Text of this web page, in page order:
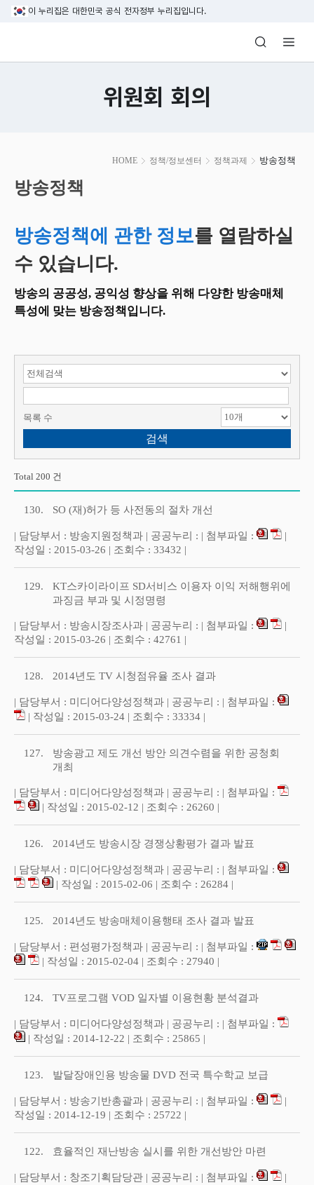
본문 바로가기
이 누리집은 대한민국 공식 전자정부 누리집입니다.
방송미디어통신위원회 Korea Media
위원회 회의
HOME 정책/정보센터 정책과제 방송정책
시
작
방송정책
방송정책에 관한 정보를 열람하실
수 있습니다.
방송의 공공성, 공익성 향상을 위해 다양한 방송매체
특성에 맞는 방송정책입니다.
검색 항목 선택
목록 수
Total 200 건
130. SO (재)허가 등 사전동의 절차 개선
| 담당부서 : 방송지원정책과 | 공공누리 : | 첨부파일 :
|
작성일 : 2015-03-26 | 조회수 : 33432 |
129.
KT스카이라이프 SD서비스 이용자 이익 저해행위에
과징금 부과 및 시정명령
| 담당부서 : 방송시장조사과 | 공공누리 : | 첨부파일 :
|
작성일 : 2015-03-26 | 조회수 : 42761 |
128. 2014년도 TV 시청점유율 조사 결과
| 담당부서 : 미디어다양성정책과 | 공공누리 : | 첨부파일 :
| 작성일 : 2015-03-24 | 조회수 : 33334 |
127.
방송광고 제도 개선 방안 의견수렴을 위한 공청회
개최
| 담당부서 : 미디어다양성정책과 | 공공누리 : | 첨부파일 :
| 작성일 : 2015-02-12 | 조회수 : 26260 |
126. 2014년도 방송시장 경쟁상황평가 결과 발표
| 담당부서 : 미디어다양성정책과 | 공공누리 : | 첨부파일 :
| 작성일 : 2015-02-06 | 조회수 : 26284 |
125. 2014년도 방송매체이용행태 조사 결과 발표
| 담당부서 : 편성평가정책과 | 공공누리 : | 첨부파일 :
| 작성일 : 2015-02-04 | 조회수 : 27940 |
124. TV프로그램 VOD 일자별 이용현황 분석결과
| 담당부서 : 미디어다양성정책과 | 공공누리 : | 첨부파일 :
| 작성일 : 2014-12-22 | 조회수 : 25865 |
123. 발달장애인용 방송물 DVD 전국 특수학교 보급
| 담당부서 : 방송기반총괄과 | 공공누리 : | 첨부파일 :
|
작성일 : 2014-12-19 | 조회수 : 25722 |
122. 효율적인 재난방송 실시를 위한 개선방안 마련
| 담당부서 : 창조기획담당관 | 공공누리 : | 첨부파일 :
|